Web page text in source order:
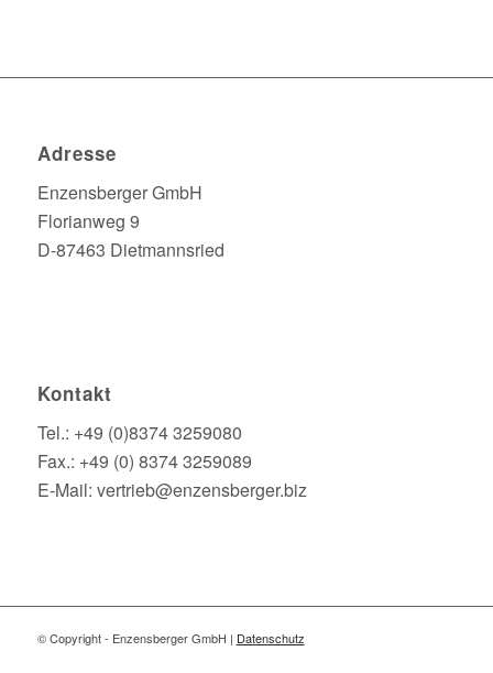
Adresse
Enzensberger GmbH
Florianweg 9
D-87463 Dietmannsried
Kontakt
Tel.: +49 (0)8374 3259080
Fax.: +49 (0) 8374 3259089
E-Mail: vertrieb@enzensberger.biz
© Copyright - Enzensberger GmbH | Datenschutz